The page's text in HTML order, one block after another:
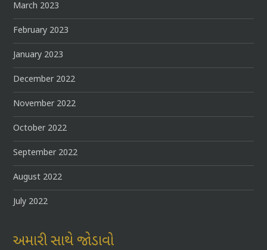
March 2023
February 2023
January 2023
December 2022
November 2022
October 2022
September 2022
August 2022
July 2022
અમારી સાથે જોડાવો